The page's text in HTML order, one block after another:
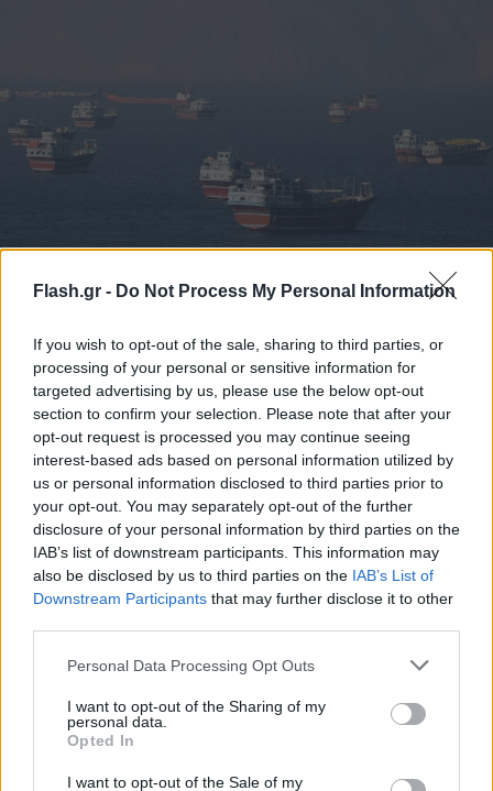
Flash.gr - Do Not Process My Personal Information
If you wish to opt-out of the sale, sharing to third parties, or
processing of your personal or sensitive information for
targeted advertising by us, please use the below opt-out
section to confirm your selection. Please note that after your
opt-out request is processed you may continue seeing
interest-based ads based on personal information utilized by
us or personal information disclosed to third parties prior to
your opt-out. You may separately opt-out of the further
disclosure of your personal information by third parties on the
IAB’s list of downstream participants. This information may
also be disclosed by us to third parties on the IAB’s List of
Downstream Participants that may further disclose it to other
Please note that this website/app uses one or more Google
not limited to your visit or usage behaviour. You may click to
grant or deny consent to Google and its third-party tags to
use your data for below specified purposes in below Google
consent section.
Personal Data Processing Opt Outs
I want to opt-out of the Sharing of my
personal data.
Opted In
I want to opt-out of the Sale of my
Το Ιράν θέτει έξι όρους προς τις ΗΠΑ για το
άνοιγμα των Στενών του Ορμούζ
08.08.2026 ΠΑΝΑΓΙΏΤΗΣ ΣΠΑΝΌΣ